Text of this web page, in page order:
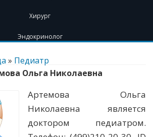
Хирург
Эндокринолог
Перейти
содержимому
» Педиатр
Ольга Николаевна
Артемова Ольга
Николаевна является
доктором педиатром.